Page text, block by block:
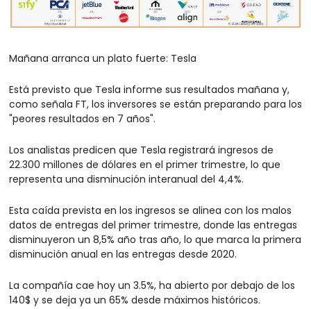
Mañana arranca un plato fuerte: Tesla
Está previsto que Tesla informe sus resultados mañana y,
como señala FT, los inversores se están preparando para los
"peores resultados en 7 años".
Los analistas predicen que Tesla registrará ingresos de
22.300 millones de dólares en el primer trimestre, lo que
representa una disminución interanual del 4,4%.
Esta caída prevista en los ingresos se alinea con los malos
datos de entregas del primer trimestre, donde las entregas
disminuyeron un 8,5% año tras año, lo que marca la primera
disminución anual en las entregas desde 2020.
La compañía cae hoy un 3.5%, ha abierto por debajo de los
140$ y se deja ya un 65% desde máximos históricos.